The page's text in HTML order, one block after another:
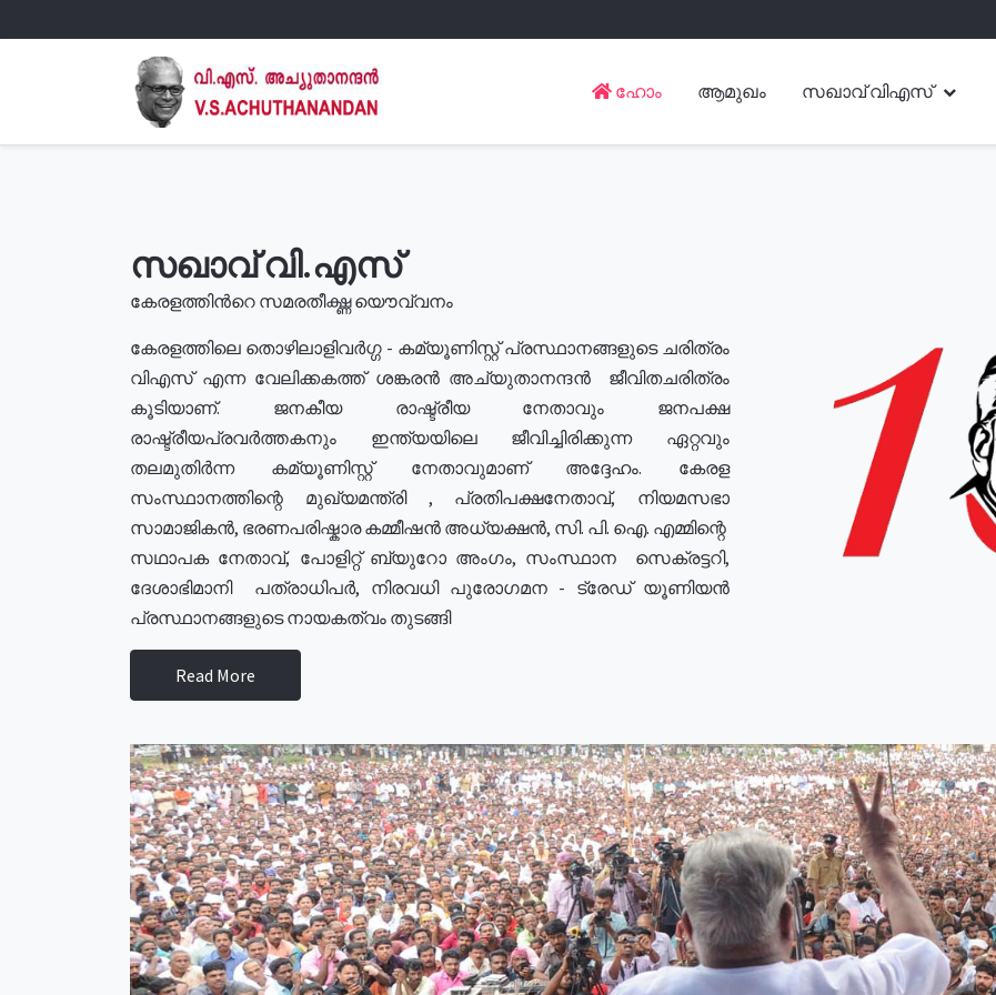
ഹോം ആമുഖം സഖാവ് വിഎസ്
സഖാവ് വി.എസ്
കേരളത്തിൻറെ സമരതീക്ഷ്ണ യൌവ്വനം
കേരളത്തിലെ തൊഴിലാളിവർഗ്ഗ - കമ്യൂണിസ്റ്റ് പ്രസ്ഥാനങ്ങളുടെ ചരിത്രം
വിഎസ് എന്ന വേലിക്കകത്ത് ശങ്കരൻ അച്യുതാനന്ദൻ ജീവിതചരിത്രം
കൂടിയാണ്. ജനകീയ രാഷ്ട്രീയ നേതാവും ജനപക്ഷ
രാഷ്ട്രീയപ്രവർത്തകനും ഇന്ത്യയിലെ ജീവിച്ചിരിക്കുന്ന ഏറ്റവും
തലമുതിർന്ന കമ്യൂണിസ്റ്റ് നേതാവുമാണ് അദ്ദേഹം. കേരള
സംസ്ഥാനത്തിന്റെ മുഖ്യമന്ത്രി , പ്രതിപക്ഷനേതാവ്, നിയമസഭാ
സാമാജികൻ, ഭരണപരിഷ്കാര കമ്മീഷൻ അധ്യക്ഷൻ, സി. പി. ഐ. എമ്മിന്റെ
സഥാപക നേതാവ്, പോളിറ്റ് ബ്യുറോ അംഗം, സംസ്ഥാന സെക്രട്ടറി,
ദേശാഭിമാനി പത്രാധിപർ, നിരവധി പുരോഗമന - ട്രേഡ് യൂണിയൻ
പ്രസ്ഥാനങ്ങളുടെ നായകത്വം തുടങ്ങി
Read More